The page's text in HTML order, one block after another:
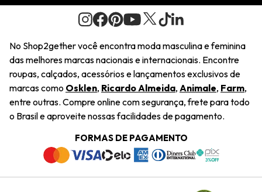
Journal
Saiu na Mídia
Sustentabilidade
Navegando
Termos e Condições
Trabalhe Conosco
Regulamento e Promoções
Pedido de Presente
Wishlist
Condições Gerais
Troca Fácil
Restituição de Pagamento
Dúvidas Frequentes
Termos e Condições
Política de Privacidade
No Shop2gether você encontra moda masculina e feminina
das melhores marcas nacionais e internacionais. Encontre
roupas, calçados, acessórios e lançamentos exclusivos de
marcas como Osklen, Ricardo Almeida, Animale, Farm,
entre outras. Compre online com segurança, frete para todo
o Brasil e aproveite nossas facilidades de pagamento.
FORMAS DE PAGAMENTO